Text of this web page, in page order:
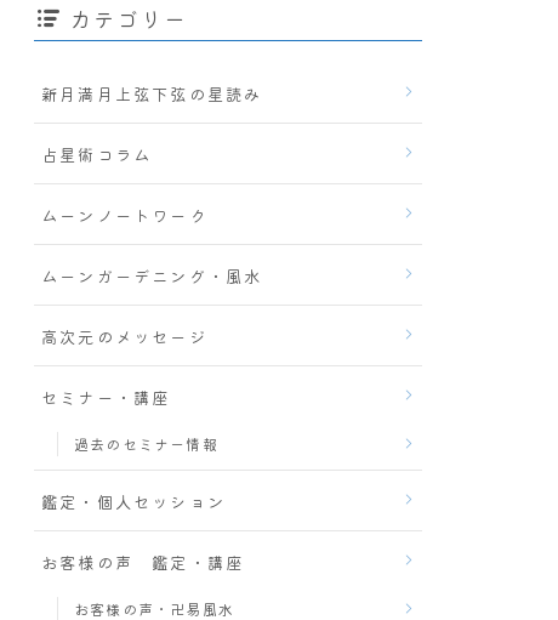
カテゴリー
新月満月上弦下弦の星読み
占星術コラム
ムーンノートワーク
ムーンガーデニング・風水
高次元のメッセージ
セミナー・講座
過去のセミナー情報
鑑定・個人セッション
お客様の声 鑑定・講座
お客様の声・卍易風水